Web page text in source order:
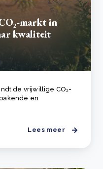
markt in
kwaliteit
de vrijwillige CO₂-
en
Lees meer